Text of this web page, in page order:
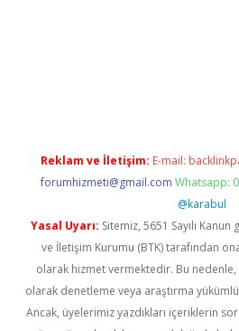
Reklam ve İletişim: E-mail:
forumhizmeti@gmail.com Whatsapp:
@karabul
Yasal Uyarı: Sitemiz, 5651 Sayılı
ve İletişim Kurumu (BTK) tarafından
olarak hizmet vermektedir. Bu
olarak denetleme veya araştırma
Ancak, üyelerimiz yazdıkları içeriklerin